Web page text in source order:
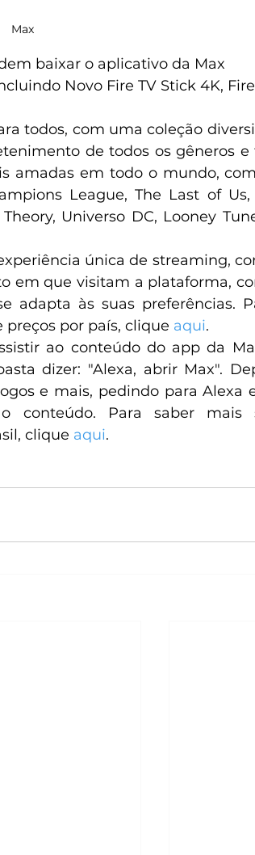
Max
baixar o aplicativo da Max
Novo Fire TV Stick 4K,
todos, com uma coleção
de todos os gêneros e
amadas em todo o mundo,
League, The Last of
Universo DC, Looney
única de streaming,
em que visitam a plataforma,
adapta às suas preferências.
por país, clique aqui.
ao conteúdo do app da
dizer: "Alexa, abrir Max".
e mais, pedindo para Alexa
conteúdo. Para saber mais
clique aqui.